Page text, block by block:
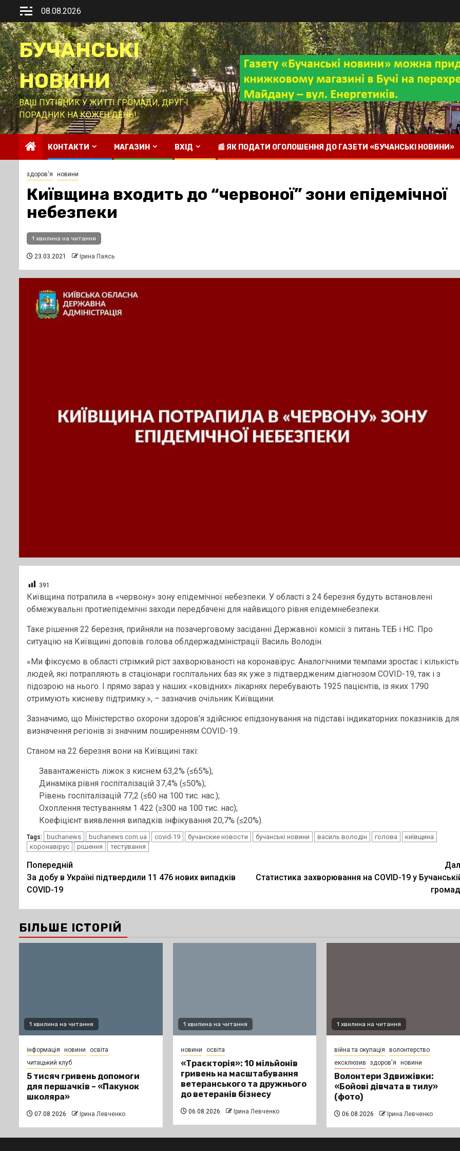
Перейти
вмісту
08.08.2026
БУЧАНСЬКІ
НОВИНИ
ВАШ ПУТІВНИК У ЖИТТІ ГРОМАДИ, ДРУГ І
ПОРАДНИК НА КОЖЕН ДЕНЬ!
КОНТАКТИ МАГАЗИН ВХІД 📰 ЯК ПОДАТИ ОГОЛОШЕННЯ ДО ГАЗЕТИ «БУЧАНСЬКІ НОВИНИ»
здоров'я новини
Київщина входить до “червоної” зони епідемічної
небезпеки
1 хвилина на читання
23.03.2021 Ірина Паясь
391
Київщина потрапила в «червону» зону епідемічної небезпеки. У області з 24 березня будуть встановлені
обмежувальні протиепідемічні заходи передбачені для найвищого рівня епідемнебезпеки.
Таке рішення 22 березня, прийняли на позачерговому засіданні Державної комісії з питань ТЕБ і НС. Про
ситуацію на Київщині доповів голова облдержадміністрації Василь Володін.
«Ми фіксуємо в області стрімкий ріст захворюваності на коронавірус. Аналогічними темпами зростає і кількість
людей, які потрапляють в стаціонари госпітальних баз як уже з підтвердженим діагнозом COVID-19, так і з
підозрою на нього. І прямо зараз у наших «ковідних» лікарнях перебувають 1925 пацієнтів, із яких 1790
отримують кисневу підтримку.», – зазначив очільник Київщини.
Зазначимо, що Міністерство охорони здоров’я здійснює епідзонування на підставі індикаторних показників для
визначення регіонів зі значним поширенням COVID-19.
Станом на 22 березня вони на Київщині такі:
Завантаженість ліжок з киснем 63,2% (≤65%);
Динаміка рівня госпіталізацій 37,4% (≤50%);
Рівень госпіталізацій 77,2 (≤60 на 100 тис. нас.);
Охоплення тестуванням 1 422 (≥300 на 100 тис. нас);
Коефіцієнт виявлення випадків інфікування 20,7% (≤20%).
Tags: buchanews buchanews.com.ua covid-19 бучанские новости бучанські новини василь володін голова
київщина
коронавірус
рішення тестування
Post
navigation
Попередній
За добу в Україні підтвердили 11 476 нових випадків
COVID-19
Статистика захворювання на COVID-19 у
БІЛЬШЕ ІСТОРІЙ
1 хвилина на читання
інформація новини
освіта
читацький клуб
5 тисяч гривень допомоги
для першачків – «Пакунок
школяра»
07.08.2026 Ірина Левченко
1 хвилина на читання
новини освіта
«Траєкторія»: 10 мільйонів
гривень на масштабування
ветеранського та дружнього
до ветеранів бізнесу
06.08.2026 Ірина Левченко
1 хвилина на читання
війна та окупація
волонтерство
ексклюзив
здоров'я новини
Волонтери Здвижівки:
«Бойові дівчата в тилу»
(фото)
06.08.2026 Ірина Левченко